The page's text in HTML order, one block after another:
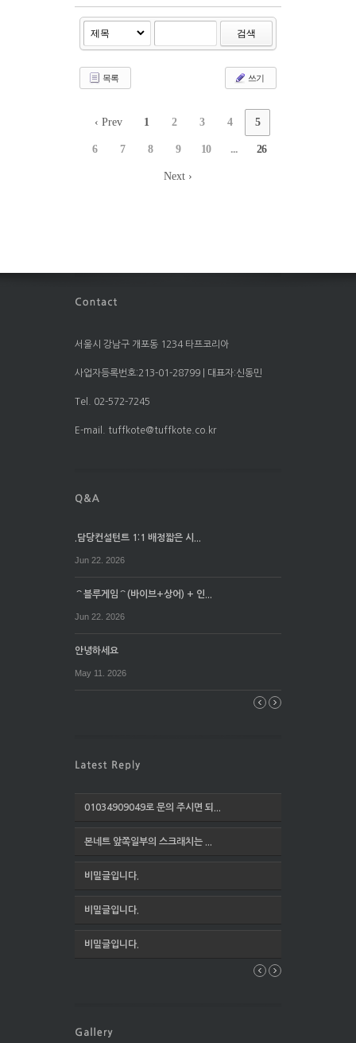
검색
목록 쓰기
‹ Prev 1 2 3 4 5
6 7 8 9 10 ... 26
Next ›
서울시 강남구 개포동 1234 타프코리아
사업자등록번호:213-01-28799 | 대표자:신동민
Tel. 02-572-7245
E-mail. tuffkote@tuffkote.co.kr
.담당컨설턴트 1:1 배정짧은 시...
Jun 22. 2026
⌒블루게임⌒(바이브+상어) + 인...
Jun 22. 2026
안녕하세요
May 11. 2026
01034909049로 문의 주시면 되...
본네트 앞쪽일부의 스크래치는 ...
비밀글입니다.
비밀글입니다.
비밀글입니다.